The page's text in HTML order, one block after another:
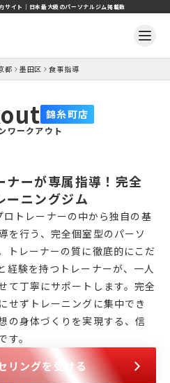
サイト｜日本最大級のパーソナルジム掲載数
都 墨田区 食事指導
錦糸町店
ワークアウト
ナーが専属指導！完全
ーニングジム
トレーナーの中から独自の基
を行う、完全個室型のパーソ
トレーナーの質に徹底的にこだ
経験を持つトレーナーが、一人
て丁寧にサポートします。完全
せずトレーニングに集中でき
の身体づくりを実現する、信
。
リングを受ける